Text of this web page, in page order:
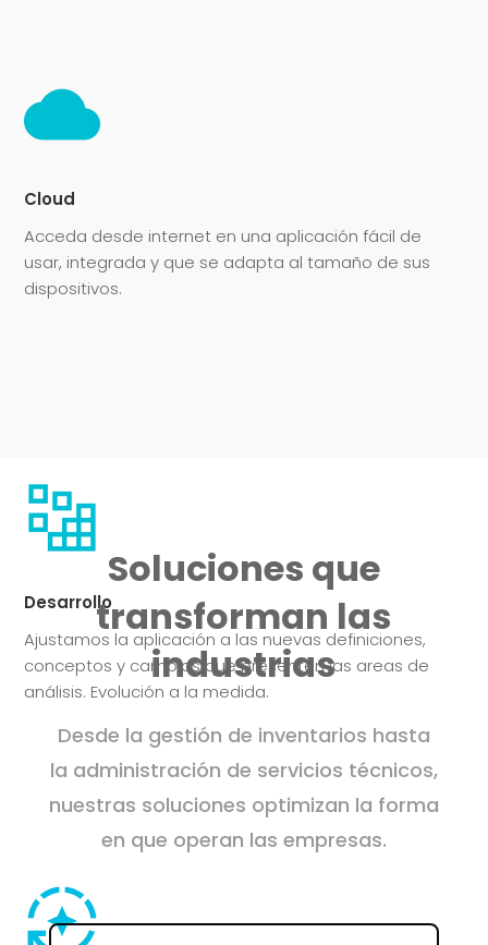
Cloud
Acceda desde internet en una aplicación fácil de
usar, integrada y que se adapta al tamaño de sus
dispositivos.
Desarrollo
Ajustamos la aplicación a las nuevas definiciones,
conceptos y cambios que presenten las areas de
análisis. Evolución a la medida.
Soluciones que
transforman las
industrias
Desde la gestión de inventarios hasta
la administración de servicios técnicos,
nuestras soluciones optimizan la forma
en que operan las empresas.